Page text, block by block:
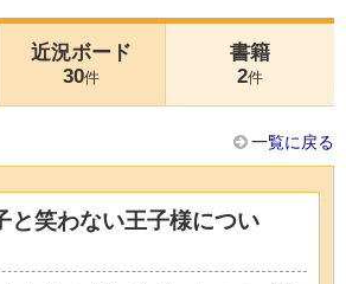
近況ボード
30件
書籍
2件
一覧に戻る
と笑わない王子様につい